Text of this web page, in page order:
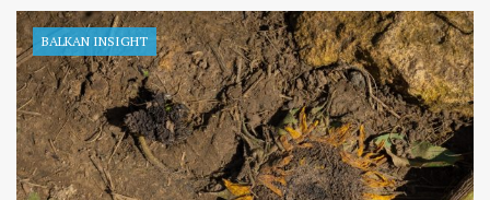
BALKAN INSIGHT